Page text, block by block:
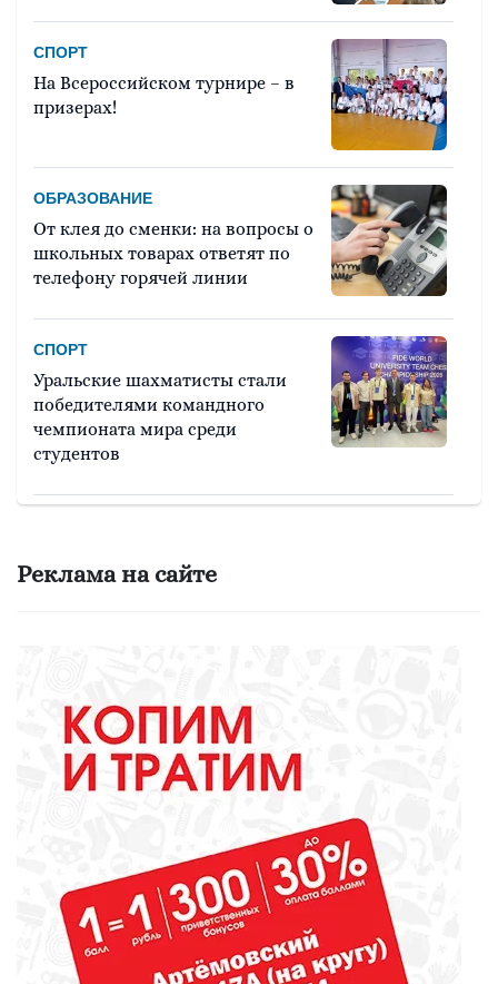
СПОРТ
На Всероссийском турнире – в
призерах!
ОБРАЗОВАНИЕ
От клея до сменки: на вопросы о
школьных товарах ответят по
телефону горячей линии
СПОРТ
Уральские шахматисты стали
победителями командного
чемпионата мира среди
студентов
Сегодня стартовала ярмарка в
Ирбите
Не превращайте свой двор в
МЕДИЦИНА
Реклама на сайте